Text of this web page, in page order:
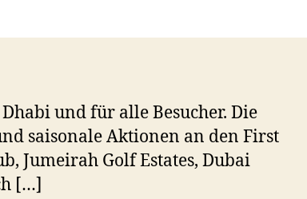
und für alle Besucher. Die
saisonale Aktionen an den First
Jumeirah Golf Estates, Dubai
[…]